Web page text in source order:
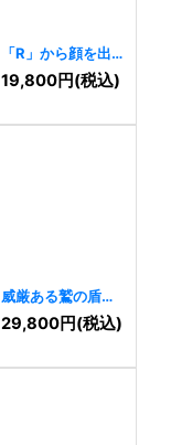
「R」から顔を出
すうさぎのロゴ
11473 ]
19,800円(税込)
威厳ある鷲の盾ロ
ゴ[ 11472]
29,800円(税込)